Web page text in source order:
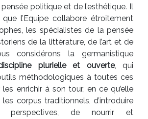
politique et de l’esthétique. Il
l’Equipe collabore étroitement
les spécialistes de la pensée
de la littérature, de l’art et de
considérons la germanistique
plurielle et ouverte, qui
méthodologiques à toutes ces
enrichir à son tour, en ce qu’elle
les corpus traditionnels, d’introduire
perspectives, de nourrir et